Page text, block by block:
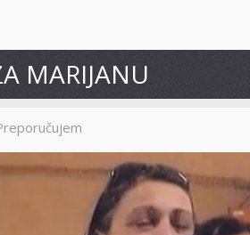
MARIJANU